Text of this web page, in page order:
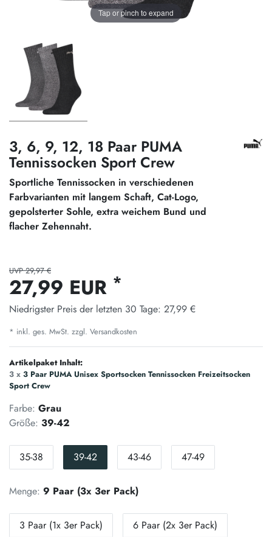
Tap or pinch to expand
3, 6, 9, 12, 18 Paar PUMA
Tennissocken Sport Crew
Sportliche Tennissocken in verschiedenen
Farbvarianten mit langem Schaft, Cat-Logo,
gepolsterter Sohle, extra weichem Bund und
flacher Zehennaht.
UVP 29,97 €
27,99 EUR *
Niedrigster Preis der letzten 30 Tage: 27,99 €
* inkl. ges. MwSt. zzgl. Versandkosten
Artikelpaket Inhalt:
3 x 3 Paar PUMA Unisex Sportsocken Tennissocken Freizeitsocken
Sport Crew
Farbe: Grau
Größe: 39-42
35-38 39-42 43-46 47-49
Menge: 9 Paar (3x 3er Pack)
3 Paar (1x 3er Pack) 6 Paar (2x 3er Pack)